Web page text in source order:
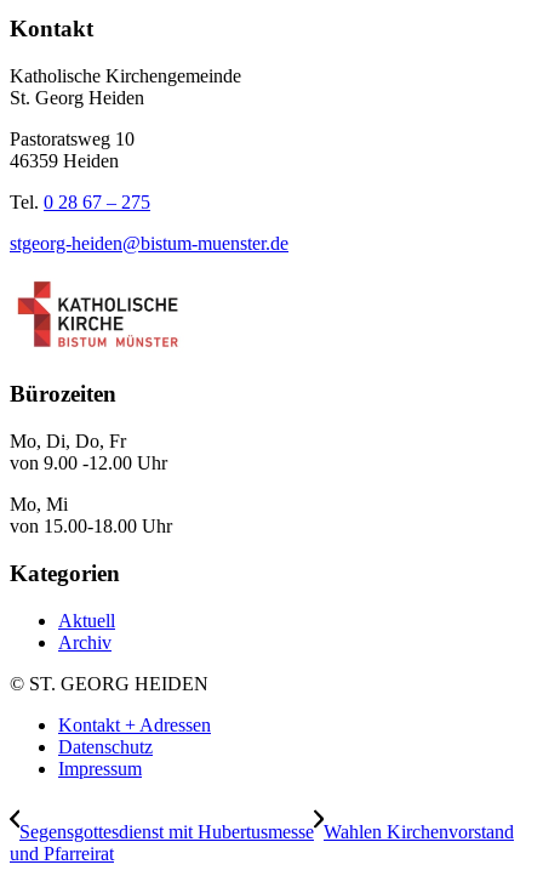
Kontakt
Katholische Kirchengemeinde
St. Georg Heiden
Pastoratsweg 10
46359 Heiden
Tel. 0 28 67 – 275
stgeorg-heiden@bistum-muenster.de
Bürozeiten
Mo, Di, Do, Fr
von 9.00 -12.00 Uhr
Mo, Mi
von 15.00-18.00 Uhr
Kategorien
Aktuell
Archiv
© ST. GEORG HEIDEN
Kontakt + Adressen
Datenschutz
Impressum
Segensgottesdienst mit Hubertusmesse Wahlen Kirchenvorstand
und Pfarreirat